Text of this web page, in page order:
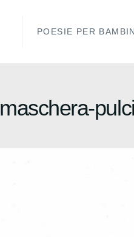
POESIE PER
maschera-